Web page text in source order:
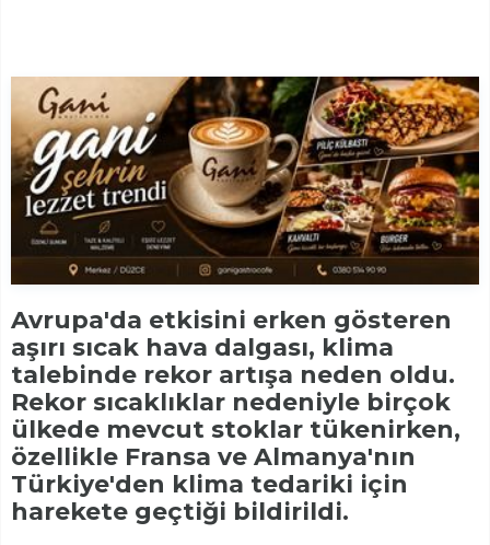
Avrupa'da etkisini erken gösteren
aşırı sıcak hava dalgası, klima
talebinde rekor artışa neden oldu.
Rekor sıcaklıklar nedeniyle birçok
ülkede mevcut stoklar tükenirken,
özellikle Fransa ve Almanya'nın
Türkiye'den klima tedariki için
harekete geçtiği bildirildi.